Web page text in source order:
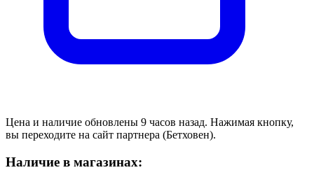
Цена и наличие обновлены 9 часов назад. Нажимая кнопку,
вы переходите на сайт партнера (Бетховен).
Наличие в магазинах: